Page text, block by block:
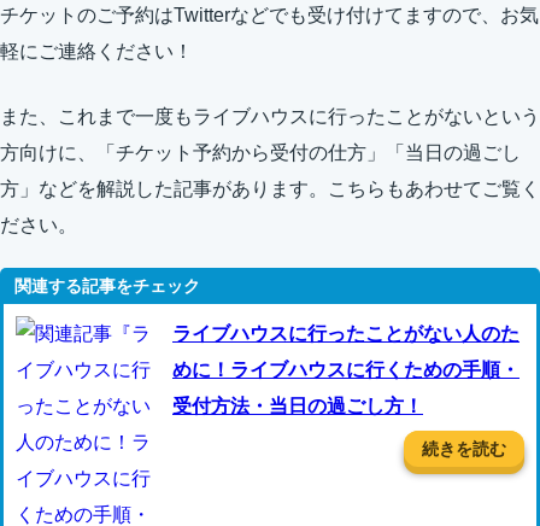
チケットのご予約はTwitterなどでも受け付けてますので、お気
軽にご連絡ください！
また、これまで一度もライブハウスに行ったことがないという
方向けに、「チケット予約から受付の仕方」「当日の過ごし
方」などを解説した記事があります。こちらもあわせてご覧く
ださい。
ライブハウスに行ったことがない人のた
めに！ライブハウスに行くための手順・
受付方法・当日の過ごし方！
続きを読む